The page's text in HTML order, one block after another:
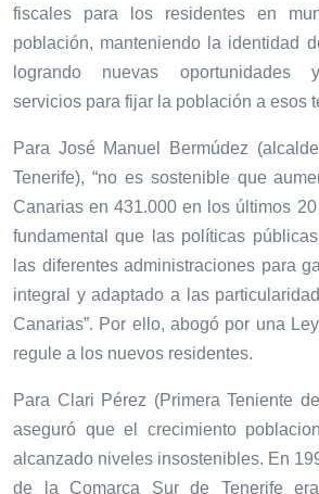
fiscales para los residentes en
población, manteniendo la identidad
logrando nuevas oportunidades
servicios para fijar la población a esos
Para José Manuel Bermúdez
Tenerife), “no es sostenible que
Canarias en 431.000 en los últimos
fundamental que las políticas
las diferentes administraciones para
integral y adaptado a las
Canarias”. Por ello, abogó por una
regule a los nuevos residentes.
Para Clari Pérez (Primera Teniente
aseguró que e l crecimiento
alcanzado niveles insostenibles. En
de la Comarca Sur de Tenerife